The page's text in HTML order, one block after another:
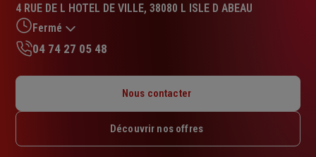
4.8
sur
5
étoiles
4 RUE DE L HOTEL DE VILLE, 38080 L ISLE D ABEAU
Fermé
Mardi : 09h – 12h30 / 14h – 18h
Jeudi : 09h – 12h30 / 14h – 18h
04 74 27 05 48
Nous contacter
Découvrir nos offres